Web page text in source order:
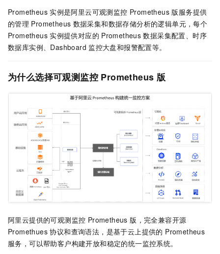
Prometheus 实例是阿里云可观测监控 Prometheus 版服务提供
的管理 Prometheus 数据采集和数据存储分析的逻辑单元，每个
Prometheus 实例提供对应的 Prometheus 数据采集配置、时序
数据库实例、Dashboard 监控大盘和报警配置等。
为什么选择可观测监控 Prometheus 版
阿里云提供的可观测监控 Prometheus 版 ，完全兼容开源
Promethues 协议和查询语法，是基于云上提供的 Prometheus
服务，可以帮助客户构建开放和稳定的统一监控系统。